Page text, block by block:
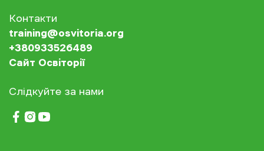
Контакти
training@osvitoria.org
+380933526489
Сайт Освіторії
Слідкуйте за нами